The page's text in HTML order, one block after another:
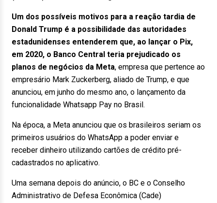
Um dos possíveis motivos para a reação tardia de
Donald Trump é a possibilidade das autoridades
estadunidenses entenderem que, ao lançar o Pix,
em 2020, o Banco Central teria prejudicado os
planos de negócios da Meta, empresa que pertence ao
empresário Mark Zuckerberg, aliado de Trump, e que
anunciou, em junho do mesmo ano, o lançamento da
funcionalidade Whatsapp Pay no Brasil.
Na época, a Meta anunciou que os brasileiros seriam os
primeiros usuários do WhatsApp a poder enviar e
receber dinheiro utilizando cartões de crédito pré-
cadastrados no aplicativo.
Uma semana depois do anúncio, o BC e o Conselho
Administrativo de Defesa Econômica (Cade)